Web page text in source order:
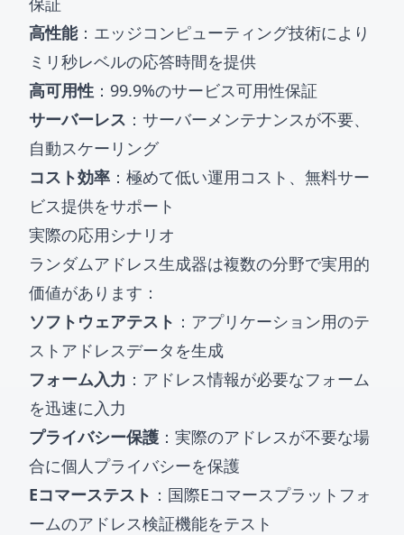
高性能：エッジコンピューティング技術により
ミリ秒レベルの応答時間を提供
高可用性 ：99.9%のサービス可用性保証
サーバーレス ：サーバーメンテナンスが不要、
自動スケーリング
コスト効率 ：極めて低い運用コスト、無料サー
ビス提供をサポート
実際の応用シナリオ
ランダムアドレス生成器は複数の分野で実用的
価値があります：
ソフトウェアテスト ：アプリケーション用のテ
ストアドレスデータを生成
フォーム入力 ：アドレス情報が必要なフォーム
を迅速に入力
プライバシー保護 ：実際のアドレスが不要な場
合に個人プライバシーを保護
Eコマーステスト ：国際Eコマースプラットフォ
ームのアドレス検証機能をテスト